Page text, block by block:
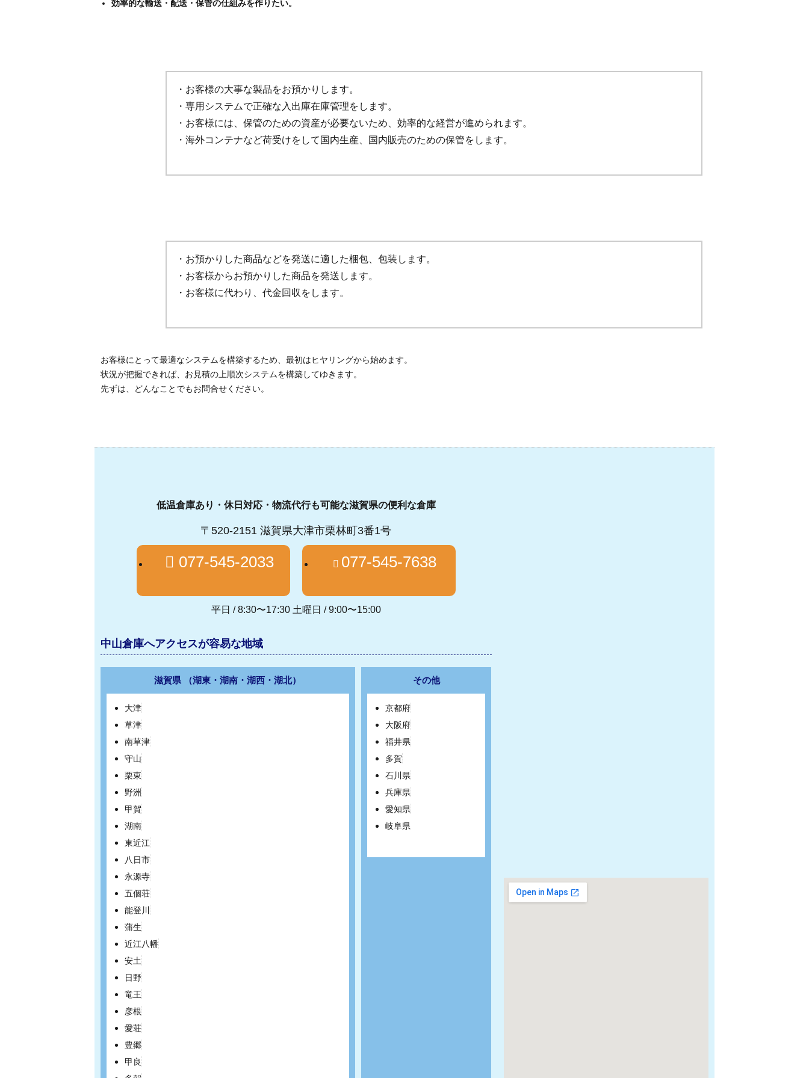
効率的な輸送・配送・保管の仕組みを作りたい。
・お客様の大事な製品をお預かりします。
・専用システムで正確な入出庫在庫管理をします。
・お客様には、保管のための資産が必要ないため、効率的な経営が進められます。
・海外コンテナなど荷受けをして国内生産、国内販売のための保管をします。
・お預かりした商品などを発送に適した梱包、包装します。
・お客様からお預かりした商品を発送します。
・お客様に代わり、代金回収をします。
お客様にとって最適なシステムを構築するため、最初はヒヤリングから始めます。
状況が把握できれば、お見積の上順次システムを構築してゆきます。
先ずは、どんなことでもお問合せください。
低温倉庫あり・休日対応・物流代行も可能な滋賀県の便利な倉庫
〒520-2151 滋賀県大津市栗林町3番1号
077-545-2033 077-545-7638
平日 / 8:30〜17:30 土曜日 / 9:00〜15:00
中山倉庫へアクセスが容易な地域
滋賀県 （湖東・湖南・湖西・湖北）
大津
草津
南草津
守山
栗東
野洲
甲賀
湖南
東近江
八日市
永源寺
五個荘
能登川
蒲生
近江八幡
安土
日野
竜王
彦根
愛荘
豊郷
甲良
その他
京都府
大阪府
福井県
多賀
石川県
兵庫県
愛知県
岐阜県